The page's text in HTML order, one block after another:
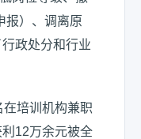
报）、调离原
政处分和行业
培训机构兼职
12万余元被全